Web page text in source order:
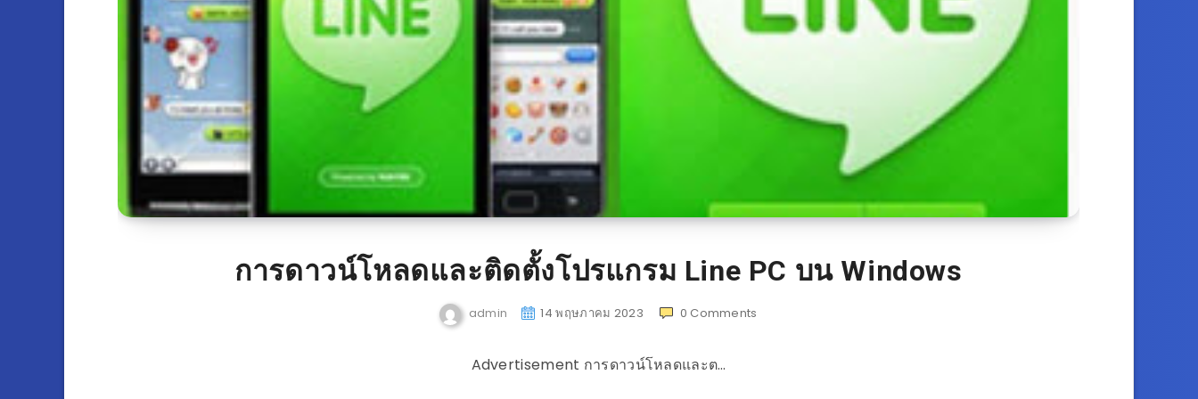
การดาวน์โหลดและติดตั้งโปรแกรม Line PC บน Windows
admin 14 พฤษภาคม 2023 0 Comments
Advertisement การดาวน์โหลดและต…